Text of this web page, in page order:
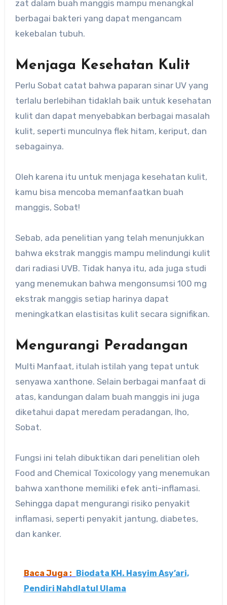
zat dalam buah manggis mampu menangkal
berbagai bakteri yang dapat mengancam
kekebalan tubuh.
Menjaga Kesehatan Kulit
Perlu Sobat catat bahwa paparan sinar UV yang
terlalu berlebihan tidaklah baik untuk kesehatan
kulit dan dapat menyebabkan berbagai masalah
kulit, seperti munculnya flek hitam, keriput, dan
sebagainya.
Oleh karena itu untuk menjaga kesehatan kulit,
kamu bisa mencoba memanfaatkan buah
manggis, Sobat!
Sebab, ada penelitian yang telah menunjukkan
bahwa ekstrak manggis mampu melindungi kulit
dari radiasi UVB. Tidak hanya itu, ada juga studi
yang menemukan bahwa mengonsumsi 100 mg
ekstrak manggis setiap harinya dapat
meningkatkan elastisitas kulit secara signifikan.
Mengurangi Peradangan
Multi Manfaat, itulah istilah yang tepat untuk
senyawa xanthone. Selain berbagai manfaat di
atas, kandungan dalam buah manggis ini juga
diketahui dapat meredam peradangan, lho,
Sobat.
Fungsi ini telah dibuktikan dari penelitian oleh
Food and Chemical Toxicology yang menemukan
bahwa xanthone memiliki efek anti-inflamasi.
Sehingga dapat mengurangi risiko penyakit
inflamasi, seperti penyakit jantung, diabetes,
dan kanker.
Baca Juga : Biodata KH. Hasyim Asy’ari,
Pendiri Nahdlatul Ulama